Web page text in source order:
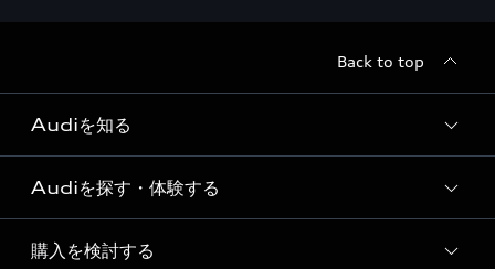
Back to top
Audiを知る
Audi ブランド
Story of Progress
Audiを探す・体験する
ディーラー検索
購入を検討する